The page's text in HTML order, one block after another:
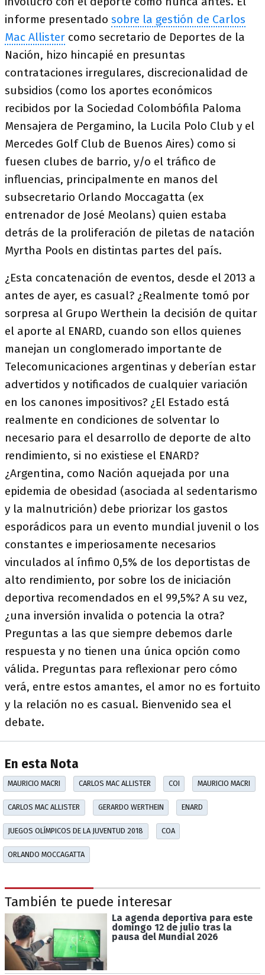
informe presentado sobre la gestión de Carlos
Mac Allister como secretario de Deportes de la
Nación, hizo hincapié en presuntas
contrataciones irregulares, discrecionalidad de
subsidios (como los aportes económicos
recibidos por la Sociedad Colombófila Paloma
Mensajera de Pergamino, la Lucila Polo Club y el
Mercedes Golf Club de Buenos Aires) como si
fuesen clubes de barrio, y/o el tráfico de
influencias, principalmente en manos del
subsecretario Orlando Moccagatta (ex
entrenador de José Meolans) quien estaba
detrás de la proliferación de piletas de natación
Myrtha Pools en distintas partes del país.
¿Esta concatenación de eventos, desde el 2013 a
antes de ayer, es casual? ¿Realmente tomó por
sorpresa al Grupo Werthein la decisión de quitar
el aporte al ENARD, cuando son ellos quienes
manejan un conglomerado importante de
Telecomunicaciones argentinas y deberían estar
advertidos y notificados de cualquier variación
en los canones impositivos? ¿El Estado está
realmente en condiciones de solventar lo
necesario para el desarrollo de deporte de alto
rendimiento, si no existiese el ENARD?
¿Argentina, como Nación aquejada por una
epidemia de obesidad (asociada al sedentarismo
y la malnutrición) debe priorizar los gastos
esporádicos para un evento mundial juvenil o los
constantes e imperiosamente necesarios
vinculados al ínfimo 0,5% de los deportistas de
alto rendimiento, por sobre los de iniciación
deportiva recomendados en el 99,5%? A su vez,
¿una inversión invalida o potencia la otra?
Preguntas a las que siempre debemos darle
respuesta y no tienen una única opción como
válida. Preguntas para reflexionar pero cómo
verá, entre estos amantes, el amor no es fortuito
y la relación no es casual. Bienvenido sea el
debate.
En esta Nota
MAURICIO MACRI CARLOS MAC ALLISTER COI MAURICIO MACRI
CARLOS MAC ALLISTER GERARDO WERTHEIN ENARD
JUEGOS OLÍMPICOS DE LA JUVENTUD 2018 COA
ORLANDO MOCCAGATTA
También te puede interesar
La agenda deportiva para este
domingo 12 de julio tras la
pausa del Mundial 2026